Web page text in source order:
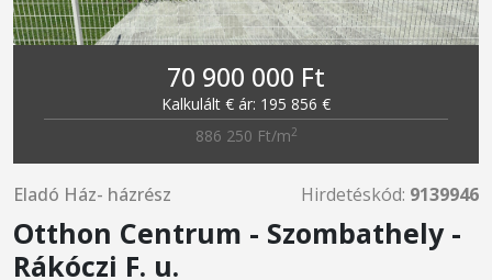
70 900 000 Ft
Kalkulált € ár: 195 856 €
886 250 Ft/m2
Eladó Ház- házrész Hirdetéskód: 9139946
Otthon Centrum - Szombathely -
Rákóczi F. u.